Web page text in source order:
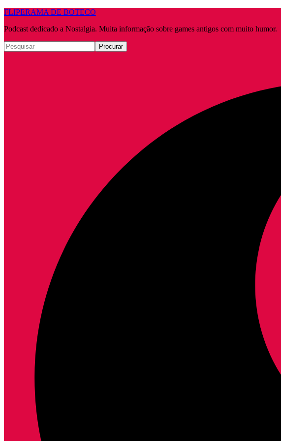
FLIPERAMA DE BOTECO
Podcast dedicado a Nostalgia. Muita informação sobre games antigos com muito humor.